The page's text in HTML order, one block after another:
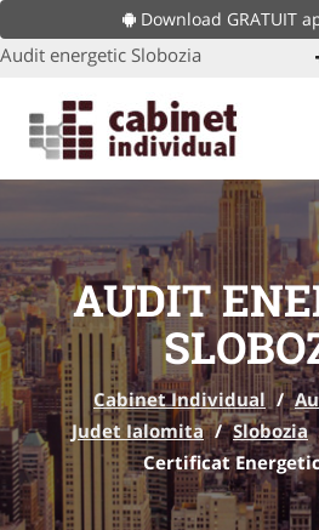
Download GRATUIT
Audit energetic Slobozia
AUDIT
Cabinet Individual /
Judet Ialomita / Slobozia
Certificat